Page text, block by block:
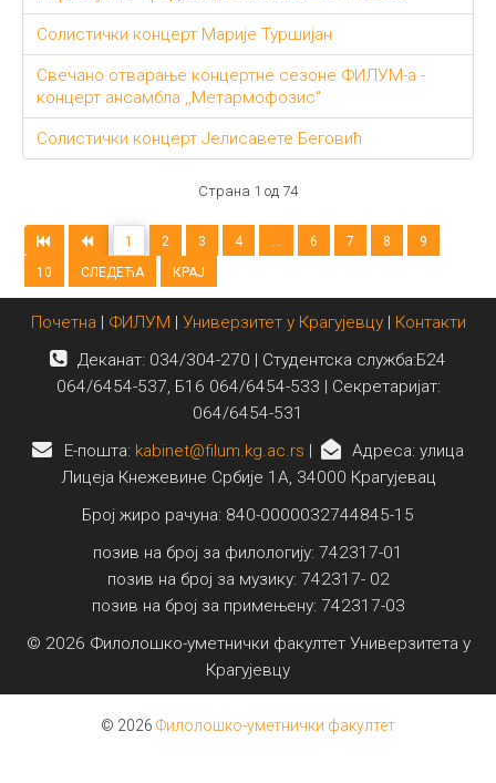
Солистички концерт Марије Туршијан
Свечано отварање концертне сезоне ФИЛУМ-а -
концерт ансамбла ,,Метармофозис"
Солистички концерт Јелисавете Беговић
Страна 1 од 74
1 2 3 4 ... 6 7 8
9
10
СЛЕДЕЋА КРАЈ
Почетна | ФИЛУМ | Универзитет у Крагујевцу| Контакти
Деканат: 034/304-270 | Студентска служба:Б24
064/6454-537, Б16 064/6454-533 | Секретаријат:
064/6454-531
E-пошта: kabinet@filum.kg.ac.rs |
Адреса: улица
Лицеја Кнежевине Србије 1А, 34000 Крагујевац
Број жиро рачуна: 840-0000032744845-15
позив на број за филологију: 742317-01
позив на број за музику: 742317- 02
позив на број за примењену: 742317-03
© 2026 Филолошко-уметнички факултет Универзитета у
Крагујевцу
© 2026 Филолошко-уметнички факултет